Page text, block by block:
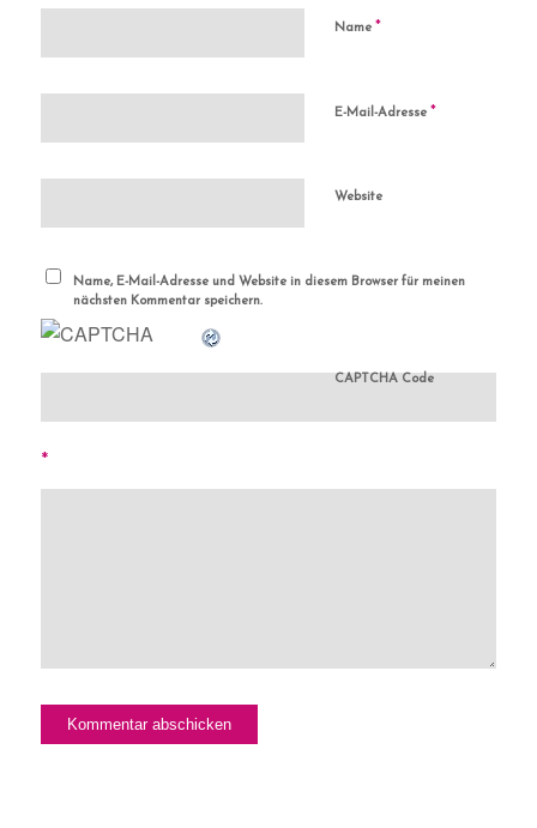
Name *
E-Mail-Adresse *
Website
Name, E-Mail-Adresse und Website in diesem Browser für meinen
nächsten Kommentar speichern.
CAPTCHA Code
*